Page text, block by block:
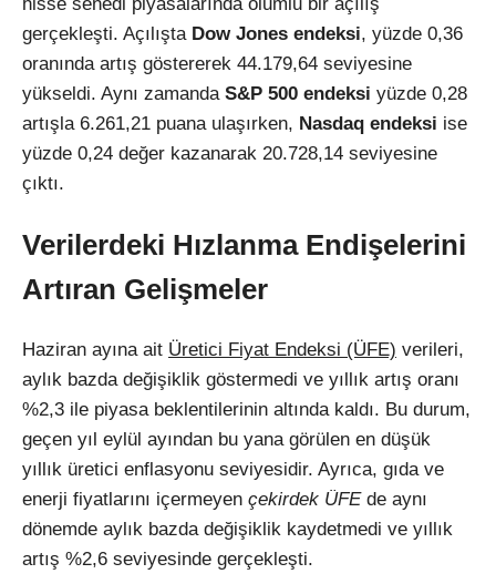
gerçekleşti. Açılışta Dow Jones endeksi, yüzde 0,36
oranında artış göstererek 44.179,64 seviyesine
yükseldi. Aynı zamanda S&P 500 endeksi yüzde 0,28
artışla 6.261,21 puana ulaşırken, Nasdaq endeksi ise
yüzde 0,24 değer kazanarak 20.728,14 seviyesine
çıktı.
Verilerdeki Hızlanma Endişelerini
Artıran Gelişmeler
Haziran ayına ait Üretici Fiyat Endeksi (ÜFE) verileri,
aylık bazda değişiklik göstermedi ve yıllık artış oranı
%2,3 ile piyasa beklentilerinin altında kaldı. Bu durum,
geçen yıl eylül ayından bu yana görülen en düşük
yıllık üretici enflasyonu seviyesidir. Ayrıca, gıda ve
enerji fiyatlarını içermeyen çekirdek ÜFEde aynı
dönemde aylık bazda değişiklik kaydetmedi ve yıllık
artış %2,6 seviyesinde gerçekleşti.